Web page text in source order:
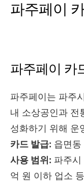
파주페이
파주페이 카
파주페이는 파주
내 소상공인과 전
성화하기 위해 운
카드 발급: 읍면
사용 범위: 파주
억 원 이하 업소